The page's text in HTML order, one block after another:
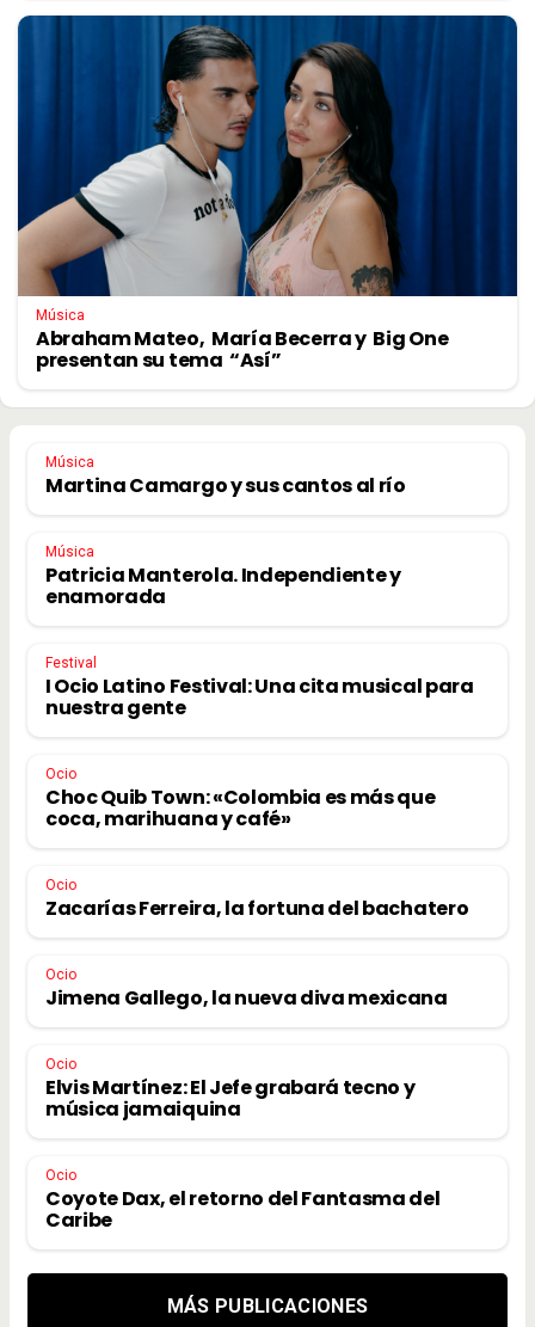
Música
Abraham Mateo, María Becerra y Big One
presentan su tema “Así”
Música
Martina Camargo y sus cantos al río
Música
Patricia Manterola. Independiente y
enamorada
Festival
I Ocio Latino Festival: Una cita musical para
nuestra gente
Ocio
Choc Quib Town: «Colombia es más que
coca, marihuana y café»
Ocio
Zacarías Ferreira, la fortuna del bachatero
Ocio
Jimena Gallego, la nueva diva mexicana
Ocio
Elvis Martínez: El Jefe grabará tecno y
música jamaiquina
Ocio
Coyote Dax, el retorno del Fantasma del
Caribe
MÁS PUBLICACIONES